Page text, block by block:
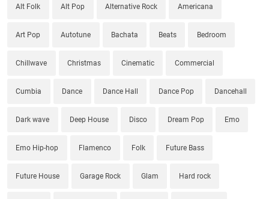
Alt Folk Alt Pop Alternative Rock Americana
Art Pop Autotune Bachata Beats Bedroom
Chillwave Christmas Cinematic Commercial
Cumbia Dance Dance Hall Dance Pop Dancehall
Dark wave Deep House Disco Dream Pop Emo
Emo Hip-hop Flamenco Folk Future Bass
Future House Garage Rock Glam Hard rock